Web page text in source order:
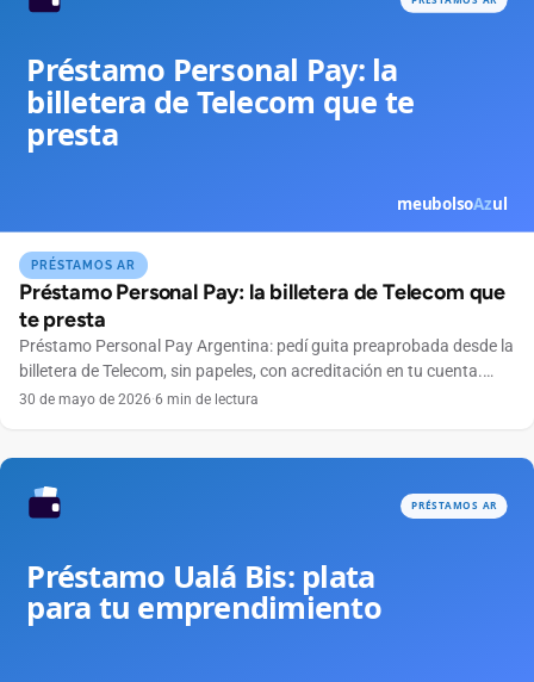
PRÉSTAMOS AR
Préstamo Personal Pay: la billetera de Telecom que
te presta
Préstamo Personal Pay Argentina: pedí guita preaprobada desde la
billetera de Telecom, sin papeles, con acreditación en tu cuenta.
Conocé condiciones.
30 de mayo de 2026·6 min de lectura